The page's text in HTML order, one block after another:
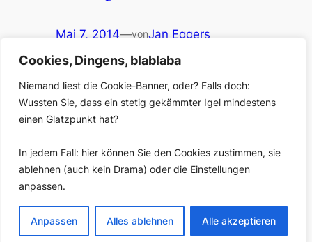
Cookies, Dingens, blablaba
Niemand liest die Cookie-Banner, oder? Falls doch:
Wussten Sie, dass ein stetig gekämmter Igel mindestens
einen Glatzpunkt hat?
In jedem Fall: hier können Sie den Cookies zustimmen, sie
ablehnen (auch kein Drama) oder die Einstellungen
anpassen.
Anpassen Alles ablehnen Alle akzeptieren
Mai 7, 2014—vonJan Eggers
inAllgemein, Blog
Zugegeben: Ich hätte auf Anhieb mindestens fünf
Sessions gefunden, für die ich sofort! die Liebe meines
Lebens und meine unmündigen Kleinkinder stehen
lassen hätte, um nach Berlin zu fahren. Aber das wird
mit acht jungen hr-Journalistinnen und -Journalisten an
Buzzy schraube. Buzzy hat den #rp14-
Eröffnungsabend…